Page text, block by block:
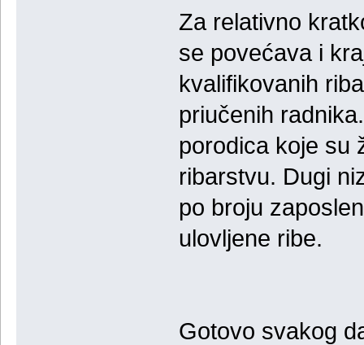
Za relativno
se povećava i
kvalifikovanih
priučenih
porodica koje su
ribarstvu. Dugi
po broju
ulovljene ribe.
Gotovo svakog